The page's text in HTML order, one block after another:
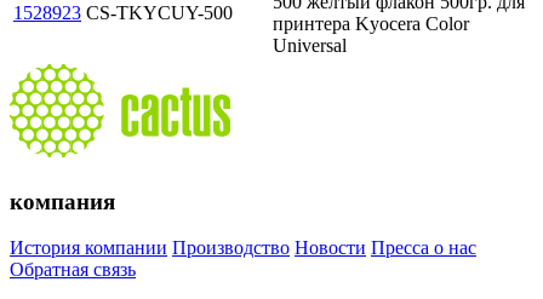
1528923 CS-TKYCUY-500
принтера Kyocera Color
Universal
компания
История компании Производство Новости Пресса о нас
Обратная связь